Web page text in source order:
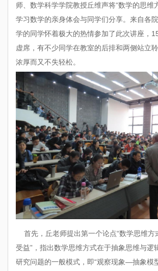
师、数学科学学院教授丘维声将“数学的思维
学习数学的亲身体会与同学们分享。来自各
学的同学怀着极大的热情参加了此次讲座，
虚席，有不少同学在教室的后排和两侧站立
浓厚而又不失轻松。
首先，丘老师提出第一个论点“数学思维方
受益”，指出数学思维方式在于抽象思维与逻
研究问题的一般模式，即“观察现象—抽象